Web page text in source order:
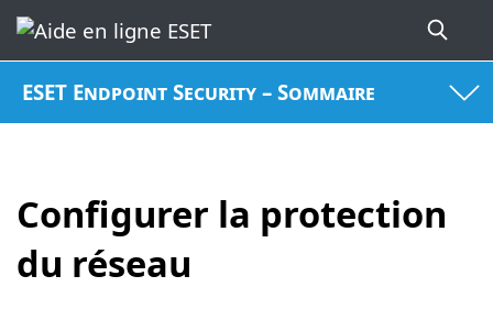
ESET Endpoint Security – Sommaire
Configurer la protection
du réseau